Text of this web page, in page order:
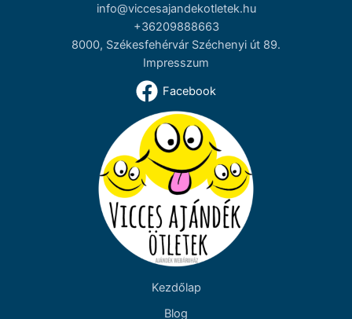
info@viccesajandekotletek.hu
+36209888663
8000, Székesfehérvár Széchenyi út 89.
Impresszum
Facebook
Kezdőlap
Blog